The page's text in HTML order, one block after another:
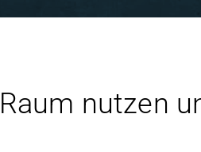
nutzen